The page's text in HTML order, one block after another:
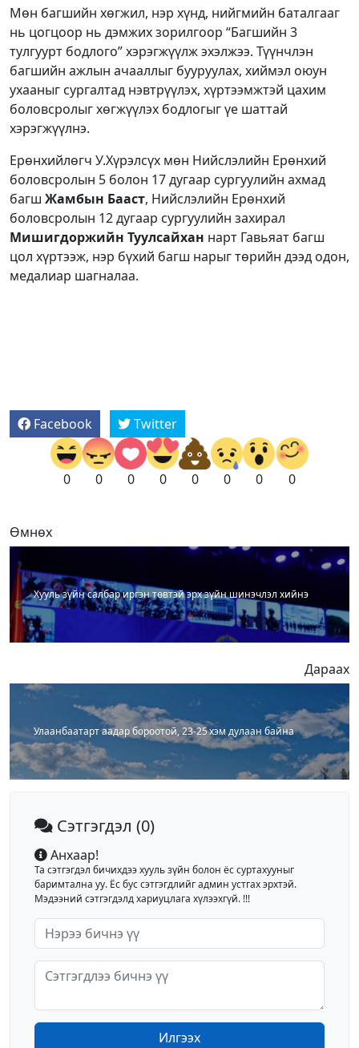
Мөн багшийн хөгжил, нэр хүнд, нийгмийн баталгааг
нь цогцоор нь дэмжих зорилгоор “Багшийн 3
тулгуурт бодлого” хэрэгжүүлж эхэлжээ. Түүнчлэн
багшийн ажлын ачааллыг бууруулах, хиймэл оюун
ухааныг сургалтад нэвтрүүлэх, хүртээмжтэй цахим
боловсролыг хөгжүүлэх бодлогыг үе шаттай
хэрэгжүүлнэ.
Ерөнхийлөгч У.Хүрэлсүх мөн Нийслэлийн Ерөнхий
боловсролын 5 болон 17 дугаар сургуулийн ахмад
багш Жамбын Бааст, Нийслэлийн Ерөнхий
боловсролын 12 дугаар сургуулийн захирал
Мишигдоржийн Туулсайхан нарт Гавьяат багш
цол хүртээж, нэр бүхий багш нарыг төрийн дээд одон,
медалиар шагналаа.
Facebook Twitter
0 0 0 0 0 0 0 0
Өмнөх
Хууль зүйн салбар иргэн төвтэй эрх зүйн шинэчлэл хийнэ
Дараах
Улаанбаатарт аадар бороотой, 23-25 хэм дулаан байна
Сэтгэгдэл (0)
Анхаар!
Та сэтгэгдэл бичихдээ хууль зүйн болон ёс суртахууныг
баримтална уу. Ёс бус сэтгэгдлийг админ устгах эрхтэй.
Мэдээний сэтгэгдэлд хариуцлага хүлээхгүй. !!!
Илгээх